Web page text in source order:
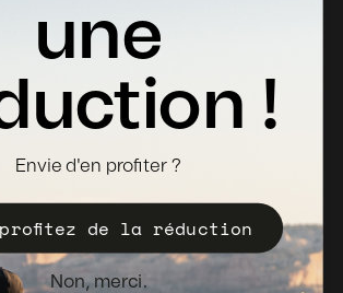
une
!
Envie d'en profiter ?
de la réduction
Non, merci.